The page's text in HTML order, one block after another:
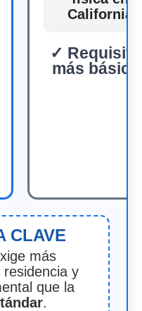
California
✓
más
CLAVE
más
y
que la
.